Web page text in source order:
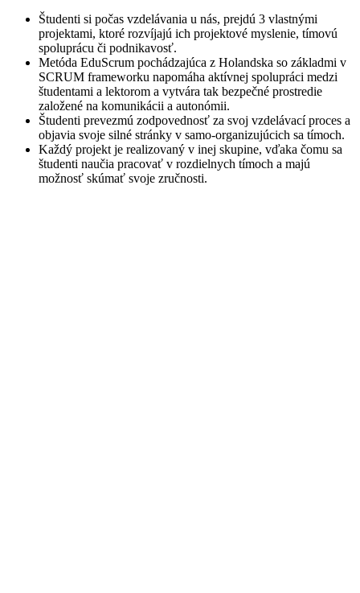
Študenti si počas vzdelávania u nás, prejdú 3 vlastnými
projektami, ktoré rozvíjajú ich projektové myslenie, tímovú
spoluprácu či podnikavosť.
Metóda EduScrum pochádzajúca z Holandska so základmi v
SCRUM frameworku napomáha aktívnej spolupráci medzi
študentami a lektorom a vytvára tak bezpečné prostredie
založené na komunikácii a autonómii.
Študenti prevezmú zodpovednosť za svoj vzdelávací proces a
objavia svoje silné stránky v samo-organizujúcich sa tímoch.
Každý projekt je realizovaný v inej skupine, vďaka čomu sa
študenti naučia pracovať v rozdielnych tímoch a majú
možnosť skúmať svoje zručnosti.